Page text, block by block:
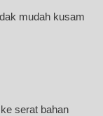
mudah kusam
serat bahan